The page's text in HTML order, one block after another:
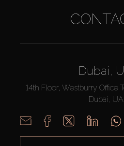
Dubai,
14th Floor, Westburry Office
Dubai,